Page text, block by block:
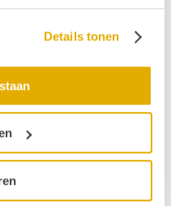
Details tonen
en evenwicht?
Awareness Week'
,
kunnen helpen om